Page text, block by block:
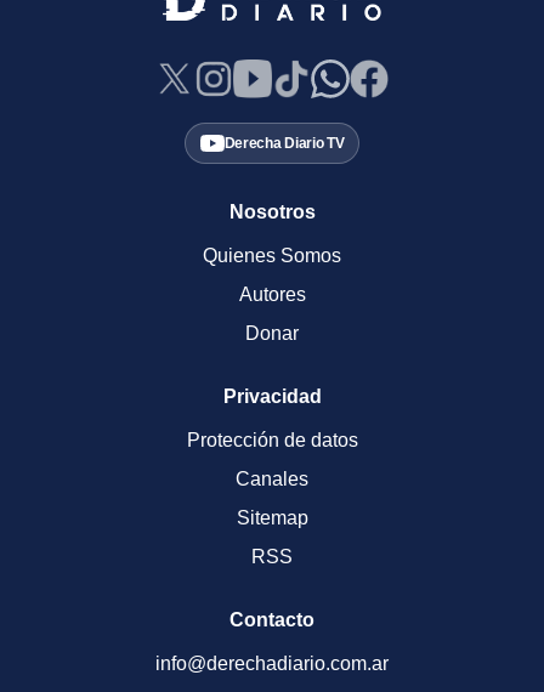
Derecha Diario TV
Nosotros
Quienes Somos
Autores
Donar
Privacidad
Protección de datos
Canales
Sitemap
RSS
Contacto
info@derechadiario.com.ar